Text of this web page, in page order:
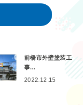
前橋市外壁塗装工
事…
2022.12.15